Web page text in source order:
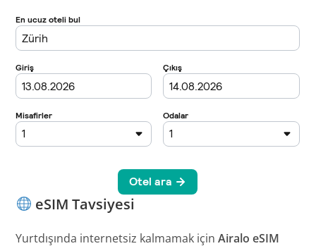
eSIM Tavsiyesi
Yurtdışında internetsiz kalmamak içinAiralo eSIM